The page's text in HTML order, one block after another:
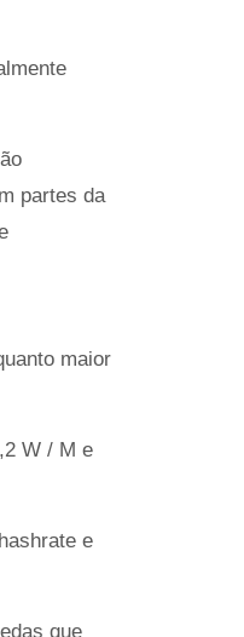
partes da
maior
W / M e
e
que